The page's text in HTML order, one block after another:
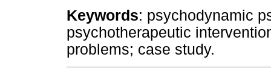
Keywords: psychodynamic
psychotherapeutic
problems; case study.